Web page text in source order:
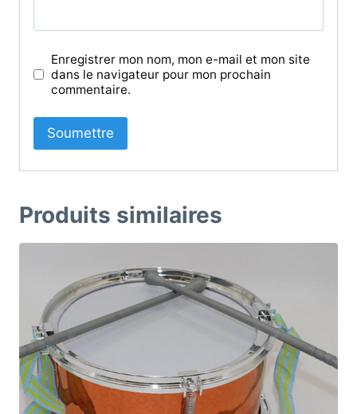
Enregistrer mon nom, mon e-mail et mon site
dans le navigateur pour mon prochain
commentaire.
Produits similaires